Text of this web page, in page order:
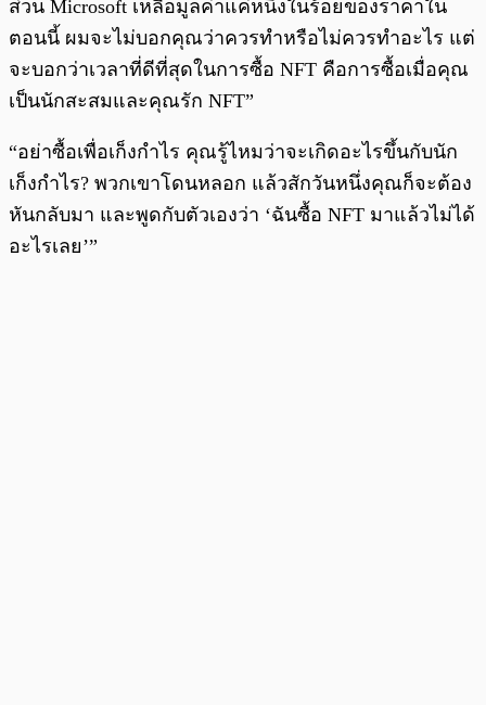
ส่วน Microsoft เหลือมูลค่าแค่หนึ่งในร้อยของราคาใน
ตอนนี้ ผมจะไม่บอกคุณว่าควรทำหรือไม่ควรทำอะไร แต่
จะบอกว่าเวลาที่ดีที่สุดในการซื้อ NFT คือการซื้อเมื่อคุณ
เป็นนักสะสมและคุณรัก NFT”
“อย่าซื้อเพื่อเก็งกำไร คุณรู้ไหมว่าจะเกิดอะไรขึ้นกับนัก
เก็งกำไร? พวกเขาโดนหลอก แล้วสักวันหนึ่งคุณก็จะต้อง
หันกลับมา และพูดกับตัวเองว่า ‘ฉันซื้อ NFT มาแล้วไม่ได้
อะไรเลย’”